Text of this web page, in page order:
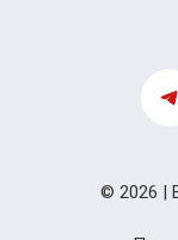
© 2026 |